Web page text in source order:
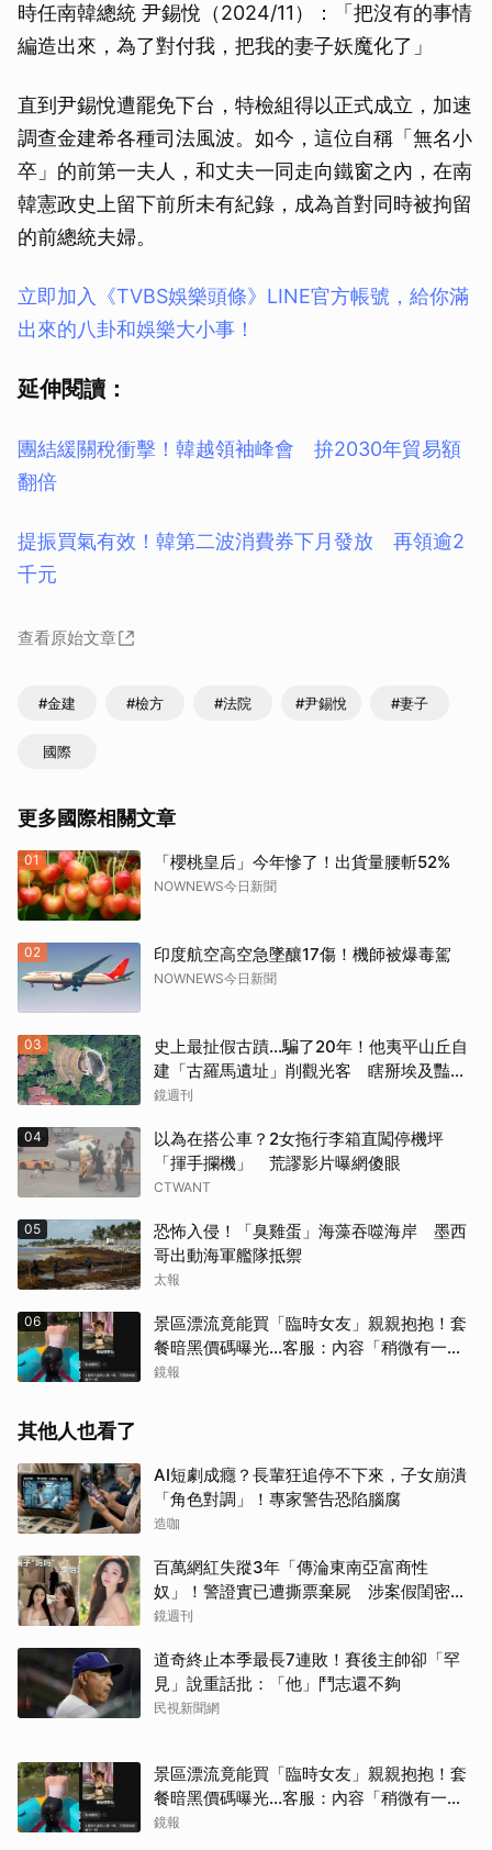
時任南韓總統 尹錫悅（2024/11）：「把沒有的事情
編造出來，為了對付我，把我的妻子妖魔化了」
直到尹錫悅遭罷免下台，特檢組得以正式成立，加速
調查金建希各種司法風波。如今，這位自稱「無名小
卒」的前第一夫人，和丈夫一同走向鐵窗之內，在南
韓憲政史上留下前所未有紀錄，成為首對同時被拘留
的前總統夫婦。
立即加入《TVBS娛樂頭條》LINE官方帳號，給你滿
出來的八卦和娛樂大小事！
延伸閱讀：
團結緩關稅衝擊！韓越領袖峰會 拚2030年貿易額
翻倍
提振買氣有效！韓第二波消費券下月發放 再領逾2
千元
查看原始文章
#金建 #檢方 #法院 #尹錫悅 #妻子
國際
更多國際相關文章
01 「櫻桃皇后」今年慘了！出貨量腰斬52%
NOWNEWS今日新聞
02 印度航空高空急墜釀17傷！機師被爆毒駕
NOWNEWS今日新聞
03
史上最扯假古蹟...騙了20年！他夷平山丘自
建「古羅馬遺址」削觀光客 瞎掰埃及豔
后、茱麗葉來過
鏡週刊
04
以為在搭公車？2女拖行李箱直闖停機坪
「揮手攔機」 荒謬影片曝網傻眼
CTWANT
05
恐怖入侵！「臭雞蛋」海藻吞噬海岸 墨西
哥出動海軍艦隊抵禦
太報
06
景區漂流竟能買「臨時女友」親親抱抱！套
餐暗黑價碼曝光…客服：內容「稍微有一點
尺度」
鏡報
其他人也看了
AI短劇成癮？長輩狂追停不下來，子女崩潰
「角色對調」！專家警告恐陷腦腐
造咖
百萬網紅失蹤3年「傳淪東南亞富商性
奴」！警證實已遭撕票棄屍 涉案假閨密近
況曝光
鏡週刊
道奇終止本季最長7連敗！賽後主帥卻「罕
見」說重話批：「他」鬥志還不夠
民視新聞網
景區漂流竟能買「臨時女友」親親抱抱！套
餐暗黑價碼曝光…客服：內容「稍微有一點
尺度」
鏡報